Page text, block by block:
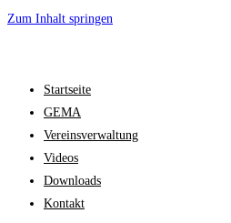
Zum Inhalt springen
Startseite
GEMA
Vereinsverwaltung
Videos
Downloads
Kontakt